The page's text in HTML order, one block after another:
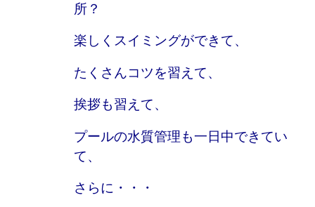
所？
楽しくスイミングができて、
たくさんコツを習えて、
挨拶も習えて、
プールの水質管理も一日中できてい
て、
さらに・・・